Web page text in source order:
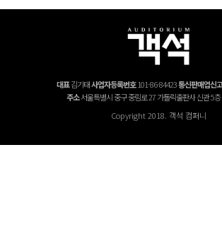
대표김기태사업자등록번호101-86-84423통신판매업신고
주소서울특별시 중구 중림로 27 가톨릭출판사 신관 5
Copyright 2018. 객석 컴퍼니